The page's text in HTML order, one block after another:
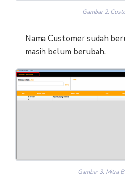
Gambar 2.
Nama Customer sudah
masih belum berubah.
Gambar 3. Mitra